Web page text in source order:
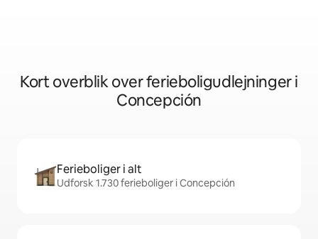
Kort overblik over ferieboligudlejninger i
Concepción
Ferieboliger i alt
Udforsk 1.730 ferieboliger i Concepción